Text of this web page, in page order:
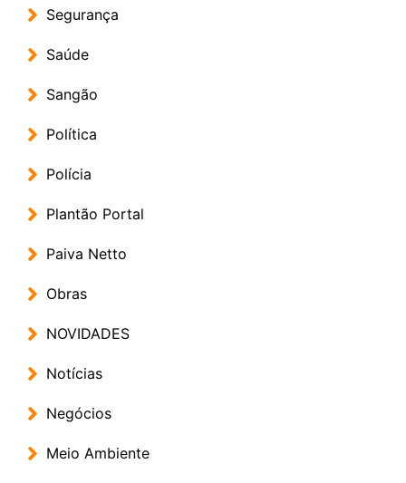
Segurança
Saúde
Sangão
Política
Polícia
Plantão Portal
Paiva Netto
Obras
NOVIDADES
Notícias
Negócios
Meio Ambiente